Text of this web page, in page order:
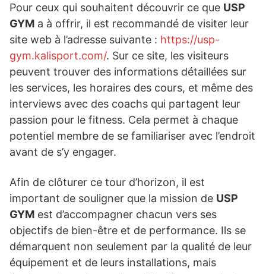
Pour ceux qui souhaitent découvrir ce que USP
GYM a à offrir, il est recommandé de visiter leur
site web à l’adresse suivante : https://usp-
gym.kalisport.com/. Sur ce site, les visiteurs
peuvent trouver des informations détaillées sur
les services, les horaires des cours, et même des
interviews avec des coachs qui partagent leur
passion pour le fitness. Cela permet à chaque
potentiel membre de se familiariser avec l’endroit
avant de s’y engager.
Afin de clôturer ce tour d’horizon, il est
important de souligner que la mission de USP
GYM est d’accompagner chacun vers ses
objectifs de bien-être et de performance. Ils se
démarquent non seulement par la qualité de leur
équipement et de leurs installations, mais